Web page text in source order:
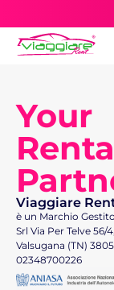
Your
Viaggiare
è un Marchio
Srl Via Per Telve 56/
Valsugana (TN)
02348700226